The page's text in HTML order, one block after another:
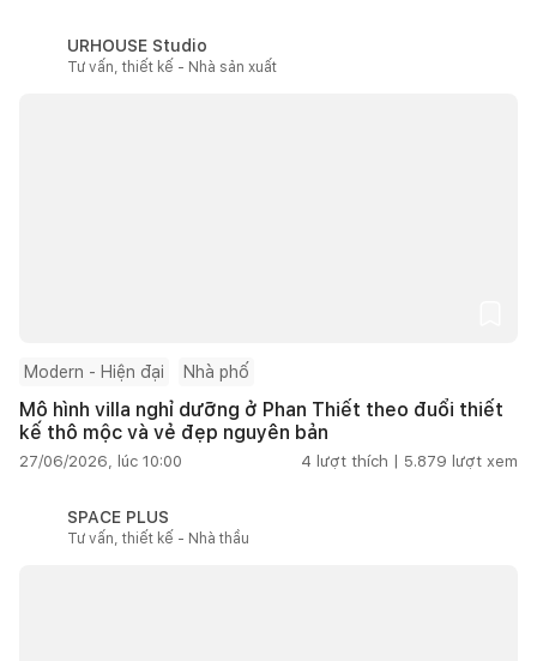
URHOUSE Studio
Tư vấn, thiết kế - Nhà sản xuất
Modern - Hiện đại Nhà phố
Mô hình villa nghỉ dưỡng ở Phan Thiết theo đuổi thiết
kế thô mộc và vẻ đẹp nguyên bản
27/06/2026, lúc 10:00 4 lượt thích | 5.879 lượt xem
SPACE PLUS
Tư vấn, thiết kế - Nhà thầu